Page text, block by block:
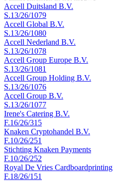
Accell Duitsland B.V.
S.13/26/1079
Accell Global B.V.
S.13/26/1080
Accell Nederland B.V.
S.13/26/1078
Accell Group Europe B.V.
S.13/26/1081
Accell Group Holding B.V.
S.13/26/1076
Accell Group B.V.
S.13/26/1077
Irene's Catering B.V.
F.16/26/315
Knaken Cryptohandel B.V.
F.10/26/251
Stichting Knaken Payments
F.10/26/252
Royal De Vries Cardboardprinting
F.18/26/151